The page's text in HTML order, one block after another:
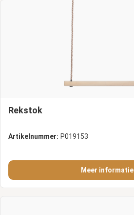
Rekstok
Artikelnummer: P019153
Meer informatie